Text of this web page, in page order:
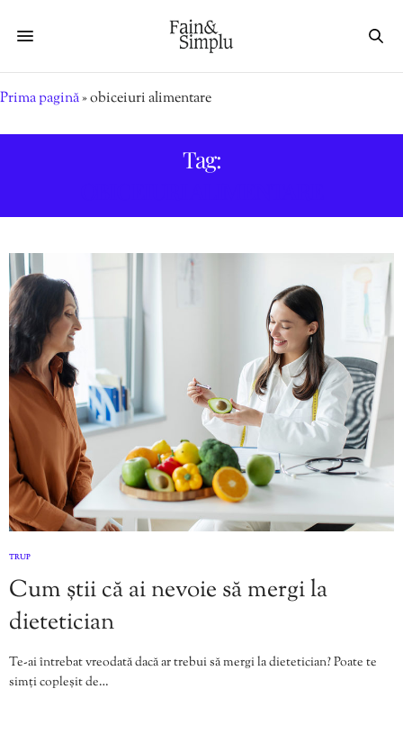
Prima pagină»obiceiuri alimentare
Tag:
TRUP
Cum știi că ai nevoie să mergi la
dietetician
Te-ai întrebat vreodată dacă ar trebui să mergi la dietetician? Poate te
simți copleșit de…